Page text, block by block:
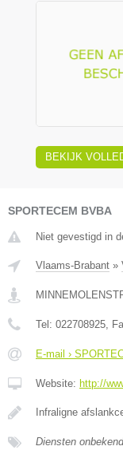
BEKIJK
SPORTECEM BVBA
Niet gevestigd in
Vlaams-Brabant »
Tel: 022708925,
E-mail ›
Website: http://
Infraligne
Diensten onbekend